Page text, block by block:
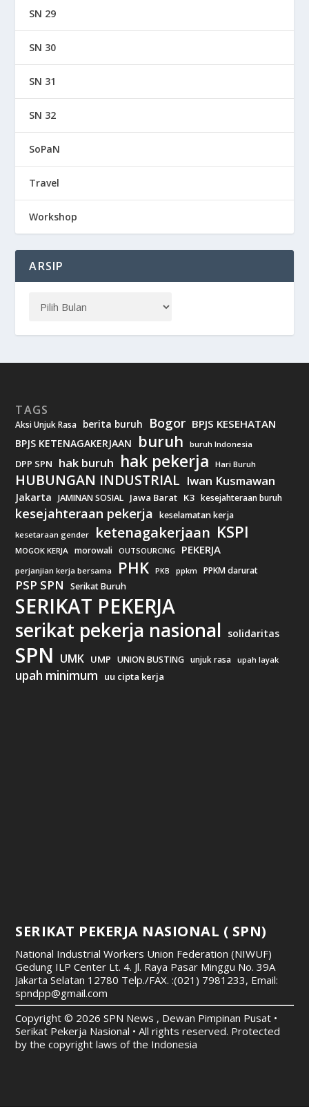
SN 29
SN 30
SN 31
SN 32
SoPaN
Travel
Workshop
ARSIP
TAGS
Aksi Unjuk Rasa berita buruh Bogor BPJS KESEHATAN
BPJS KETENAGAKERJAAN buruh buruh Indonesia
DPP SPN hak buruh hak pekerja Hari Buruh
HUBUNGAN INDUSTRIAL Iwan Kusmawan
Jakarta JAMINAN SOSIAL Jawa Barat K3 kesejahteraan buruh
kesejahteraan pekerja keselamatan kerja
kesetaraan gender ketenagakerjaan KSPI
MOGOK KERJA morowali OUTSOURCING PEKERJA
perjanjian kerja bersama PHK PKB ppkm PPKM darurat
PSP SPN Serikat Buruh
SERIKAT PEKERJA
serikat pekerja nasional solidaritas
SPN UMK UMP UNION BUSTING unjuk rasa upah layak
upah minimum uu cipta kerja
SERIKAT PEKERJA NASIONAL ( SPN)
National Industrial Workers Union Federation (NIWUF)
Gedung ILP Center Lt. 4. Jl. Raya Pasar Minggu No. 39A
Jakarta Selatan 12780 Telp./FAX. :(021) 7981233, Email:
spndpp@gmail.com
Copyright © 2026 SPN News , Dewan Pimpinan Pusat •
Serikat Pekerja Nasional • All rights reserved. Protected
by the copyright laws of the Indonesia